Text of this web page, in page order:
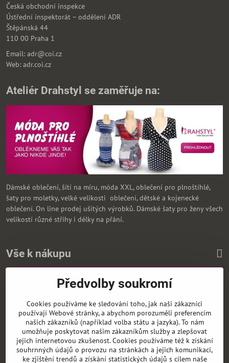
Česká obchodní inspekce
Ústřední inspektorát – oddělení ADR
Štěpánská 44
110 00 Praha 1
Email: adr@coi.cz
Web: adr.coi.cz
Ateliér Drahstyl se zaměřuje na:
Dámské oblečení, šítí na míru, móda XXL, oblečení pro plnoštíhlé,
šaty pro moletky, velké velikosti oblečení, dětské a kojenecké
oblečení. On line prodej ušitých výrobků. Dámské šaty pro ženy všech
velikostí různé střihy i délky na přání.
Vše k nákupu
Zasíláme i na SlovenskoPředvolby soukromí
Cookies používáme ke sledování toho, jak naši zákazníci
používají Webové stránky, a abychom porozuměli preferencím
našich zákazníků (například volba státu a jazyka). To nám
umožňuje poskytovat našim zákazníkům služby a zlepšovat
jejich internetovou zkušenost. Cookies používáme též k získání
souhrnných údajů o provozu na stránkách a jejich komunikaci,
ke zjištění trendů a získání statistických údajů s cílem naše